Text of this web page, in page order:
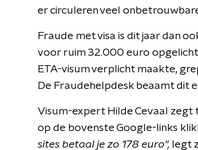
er circuleren veel
Fraude met visa is dit jaar dan
voor ruim 32.000 euro opgelicht
ETA-visum verplicht maakte,
De Fraudehelpdesk beaamt dit
Visum-expert Hilde Cevaal zegt
op de bovenste Google-links
sites betaal je zo 178 euro", legt